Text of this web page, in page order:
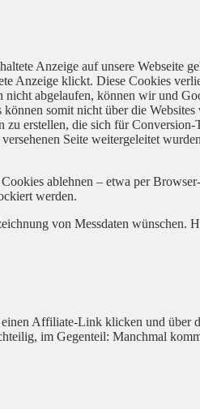
Anzeige auf unsere
Anzeige klickt. Diese Cookies
abgelaufen, können wir und
somit nicht über die
erstellen, die sich für
Seite weitergeleitet
ablehnen – etwa per
werden.
von Messdaten wünschen.
Affiliate-Link klicken und über
im Gegenteil: Manchmal